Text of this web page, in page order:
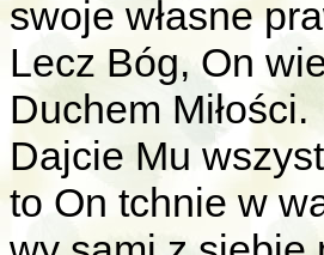
swoje własne
Lecz Bóg, On
Duchem Miłości.
Dajcie Mu
to On tchnie w